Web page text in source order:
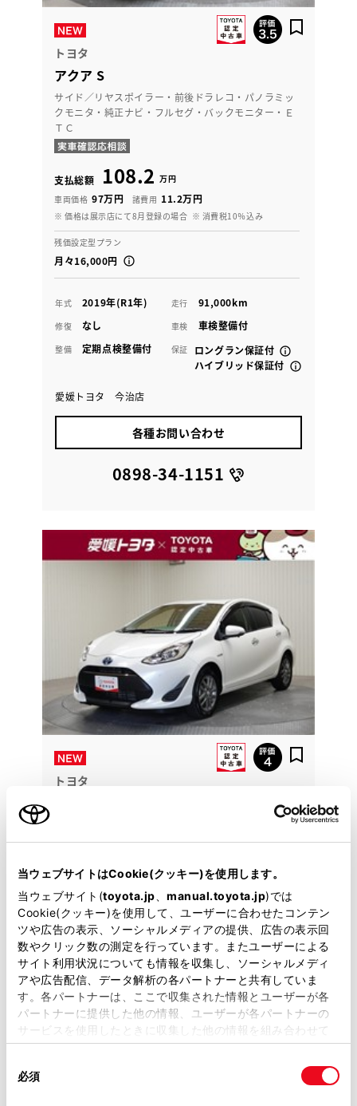
当ウェブサイトはCookie(クッキー)を使用します。
当ウェブサイト(toyota.jp manual.toyota.jp)では
Cookie(クッキー)を使用して、ユーザーに合わせたコンテン
ツや広告の表示、ソーシャルメディアの提供、広告の表示回
数やクリック数の測定を行っています。またユーザーによる
サイト利用状況についても情報を収集し、ソーシャルメディ
アや広告配信、データ解析の各パートナーと共有していま
す。各パートナーは、ここで収集された情報とユーザーが各
パートナーに提供した他の情報、ユーザーが各パートナーの
サービスを使用したときに収集した他の情報を組み合わせて
使用することがあります。当ウェブサイトの使用を続行する
必須
トヨタ
アクア S
サイド／リヤスポイラー・前後ドラレコ・パノラミッ
クモニタ・純正ナビ・フルセグ・バックモニター・Ｅ
ＴＣ
支払総額 108.2 万円
車両価格 97万円 諸費用 11.2万円
※ 価格は展示店にて8月登録の場合 ※ 消費税10％込み
残価設定型プラン
月々16,000円
年式 2019年(R1年) 走行 91,000km
修復 なし 車検 車検整備付
整備 定期点検整備付 保証
ロングラン保証付
ハイブリッド保証付
愛媛トヨタ 今治店
各種お問い合わせ
0898-34-1151
トヨタ
ー・ＥＴＣ
支払総額 144.2
車両価格 133万円 諸費用 11.2万円
※ 価格は展示店にて8月登録の場合 ※ 消費税10％込み
残価設定型プラン
月々21,400円
年式 2018年(H30年) 走行 24,000km